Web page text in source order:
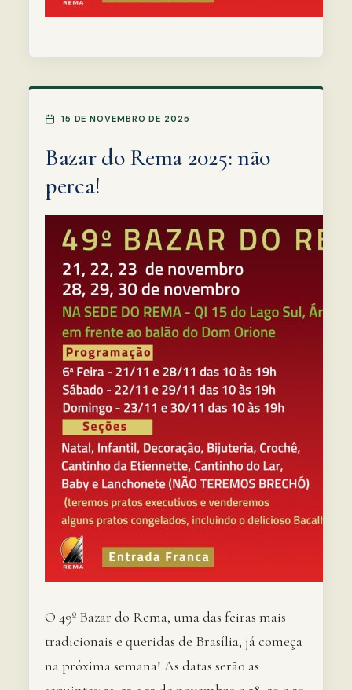
15 DE NOVEMBRO DE 2025
Bazar do Rema 2025: não
perca!
O 49º Bazar do Rema, uma das feiras mais
tradicionais e queridas de Brasília, já começa
na próxima semana! As datas serão as